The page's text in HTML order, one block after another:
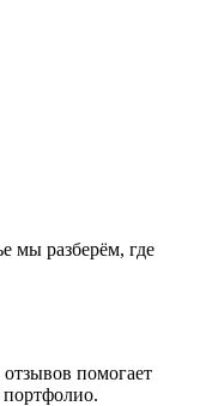
мы разберём, где
помогает